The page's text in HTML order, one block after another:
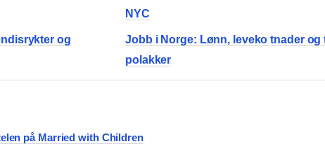
NYC
og
Jobb i Norge: Lønn, leveko tnader og
polakker
på Married with Children